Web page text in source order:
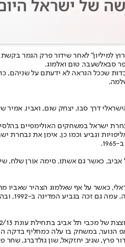
למיליון
סבאלשעבר, טום ואלמוג.
שככל הנראה לא ידעתם על
דרך סבו, יצחק שום, ואביו,
אביב, כאשר גם אשתו, סימה אורן
כאשר על אף שאלמוג הצהיר שאביו
פרץ, שגיב יחזקאל, שון גולדברג,